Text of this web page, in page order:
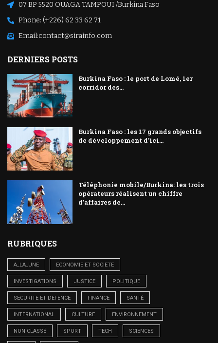
07 BP 5520 OUAGA TAMPOUI /Burkina Faso
Phone: (+226) 62 33 62 71
Email:contact@sirainfo.com
DERNIERS POSTS
Burkina Faso : le port de Lomé, 1er
corridor des...
Burkina Faso : les 17 grands objectifs
de développement d’ici...
Téléphonie mobile/Burkina: les trois
opérateurs réalisent un chiffre
d’affaires de...
RUBRIQUES
A_LA_UNE ECONOMIE ET SOCIETE
INVESTIGATIONS JUSTICE POLITIQUE
SECURITE ET DEFENCE FINANCE SANTÉ
INTERNATIONAL CULTURE ENVIRONNEMENT
NON CLASSÉ SPORT TECH SCIENCES